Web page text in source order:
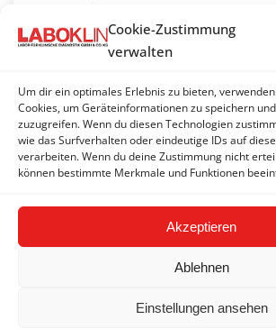
Cookie-Zustimmung
verwalten
Um dir ein optimales Erlebnis zu bieten,
Cookies, um Geräteinformationen zu speichern
zuzugreifen. Wenn du diesen Technologien
wie das Surfverhalten oder eindeutige IDs auf
verarbeiten. Wenn du deine Zustimmung nicht
können bestimmte Merkmale und Funktionen
Akzeptieren
Ablehnen
Einstellungen ansehen
Toxoplasmen
Trichomonaden
Tritrichomonas foetus/blagburni
Troglostrongylus brevior
Trypanosomen